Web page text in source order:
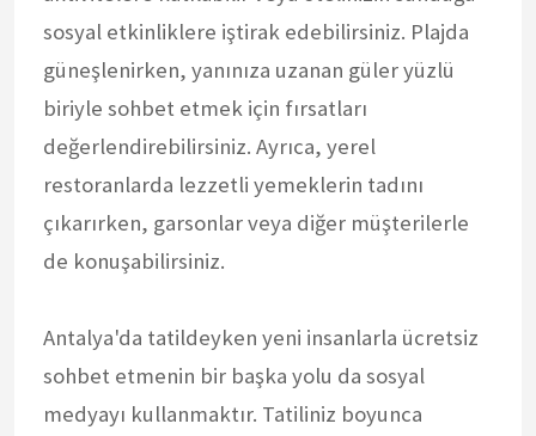
sosyal etkinliklere iştirak edebilirsiniz. Plajda
güneşlenirken, yanınıza uzanan güler yüzlü
biriyle sohbet etmek için fırsatları
değerlendirebilirsiniz. Ayrıca, yerel
restoranlarda lezzetli yemeklerin tadını
çıkarırken, garsonlar veya diğer müşterilerle
de konuşabilirsiniz.
Antalya'da tatildeyken yeni insanlarla ücretsiz
sohbet etmenin bir başka yolu da sosyal
medyayı kullanmaktır. Tatiliniz boyunca